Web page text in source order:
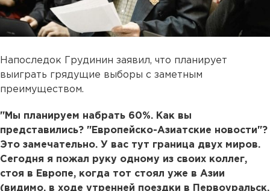
Напоследок Грудинин заявил, что планирует
выиграть грядущие выборы с заметным
преимуществом.
"Мы планируем набрать 60%. Как вы
представились? "Европейско-Азиатские новости"?
Это замечательно. У вас тут граница двух миров.
Сегодня я пожал руку одному из своих коллег,
стоя в Европе, когда тот стоял уже в Азии
(видимо, в ходе утренней поездки в Первоуральск,